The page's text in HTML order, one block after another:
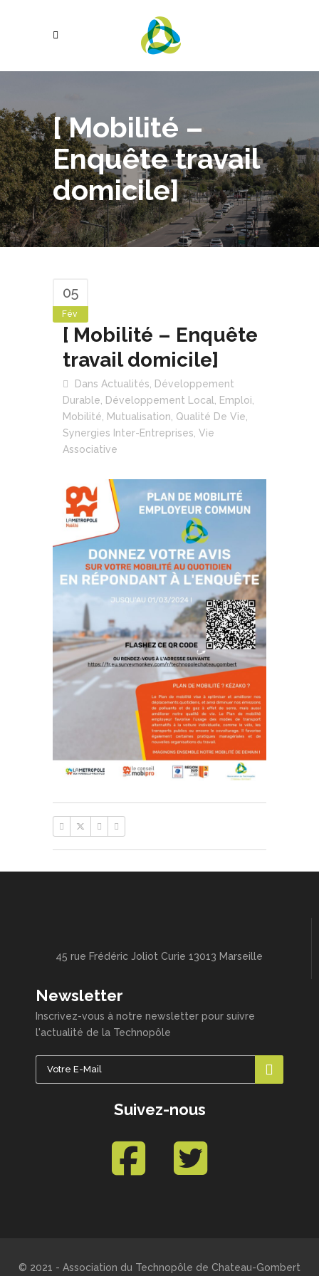
[ Mobilité –
Enquête travail
domicile]
05
Fév
[ Mobilité – Enquête
travail domicile]
Dans Actualités Développement
Durable Développement Local Emploi
Mobilité Mutualisation Qualité De Vie
Synergies Inter-Entreprises Vie
Associative
45 rue Frédéric Joliot Curie 13013 Marseille
Newsletter
Inscrivez-vous à notre newsletter pour suivre
l'actualité de la Technopôle
Suivez-nous
© 2021 - Association du Technopôle de Chateau-Gombert